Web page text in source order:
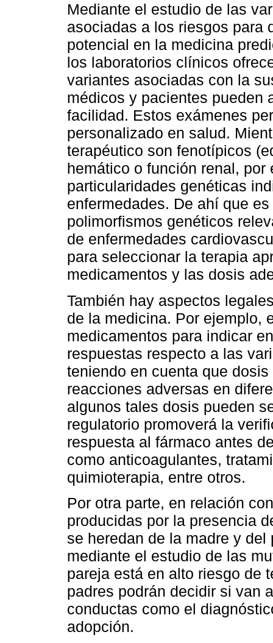
Mediante el estudio de las
asociadas a los riesgos para
potencial en la medicina
los laboratorios clínicos
variantes asociadas con la
médicos y pacientes pueden
facilidad. Estos exámenes
personalizado en salud.
terapéutico son fenotípicos
hemático o función renal,
particularidades genéticas
enfermedades. De ahí que
polimorfismos genéticos
de enfermedades
para seleccionar la terapia
medicamentos y las dosis
También hay aspectos
de la medicina. Por ejemplo,
medicamentos para indicar
respuestas respecto a las
teniendo en cuenta que
reacciones adversas en
algunos tales dosis pueden
regulatorio promoverá la
respuesta al fármaco antes
como anticoagulantes,
quimioterapia, entre otros.
Por otra parte, en relación
producidas por la presencia
se heredan de la madre y
mediante el estudio de las
pareja está en alto riesgo de
padres podrán decidir si van
conductas como el
adopción.